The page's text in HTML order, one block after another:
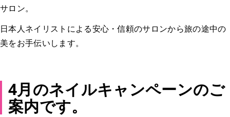
サロン。
日本人ネイリストによる安心・信頼のサロンから旅の途中の
美をお手伝いします。
4月のネイルキャンペーンのご
案内です。